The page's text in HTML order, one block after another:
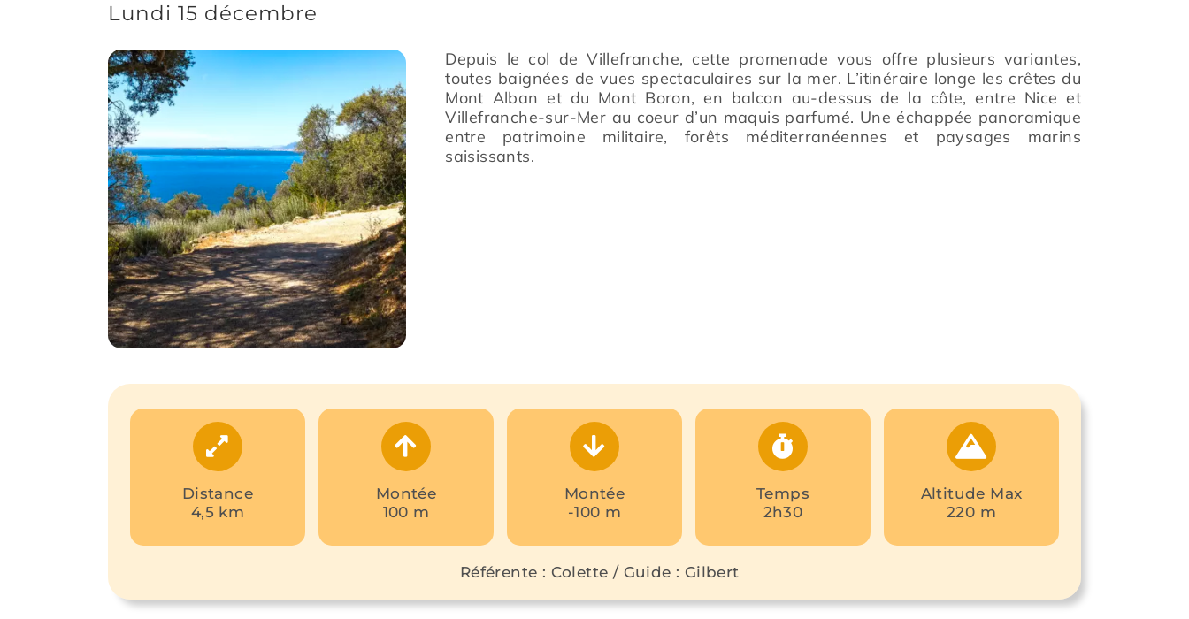
Lundi 15 décembre
Depuis le col de Villefranche, cette promenade vous offre plusieurs variantes,
toutes baignées de vues spectaculaires sur la mer. L’itinéraire longe les crêtes du
Mont Alban et du Mont Boron, en balcon au-dessus de la côte, entre Nice et
Villefranche-sur-Mer au coeur d’un maquis parfumé. Une échappée panoramique
entre patrimoine militaire, forêts méditerranéennes et paysages marins
saisissants.
Distance
4,5 km
Montée
100 m
Montée
-100 m
Temps
2h30
Altitude Max
220 m
Référente : Colette / Guide : Gilbert